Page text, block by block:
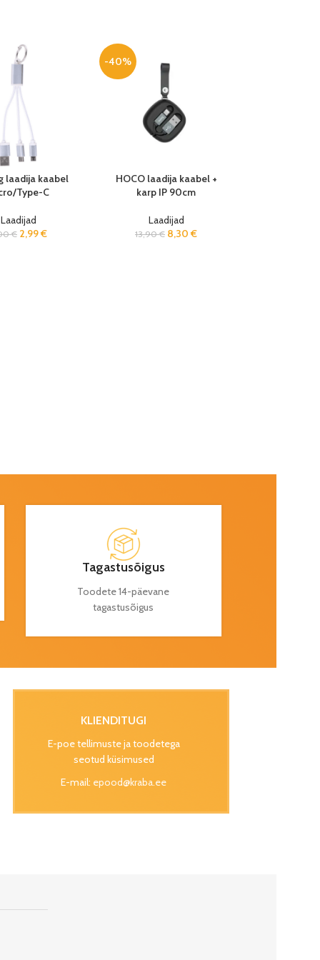
laadija kaabel
Type-C
Laadijad
€ 2,99€
-40%
HOCO laadija kaabel +
karp IP 90cm
Laadijad
13,90€ 8,30 €
Tagastusõigus
Toodete 14-päevane
tagastusõigus
KLIENDITUGI
E-poe tellimuste ja toodetega
seotud küsimused
E-mail: epood@kraba.ee